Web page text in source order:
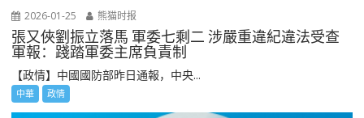
2026-01-25 熊猫时报
張又俠劉振立落馬 軍委七剩二 涉嚴重違紀違法受查
軍報：踐踏軍委主席負責制
【政情】中國國防部昨日通報，中央...
中華 政情